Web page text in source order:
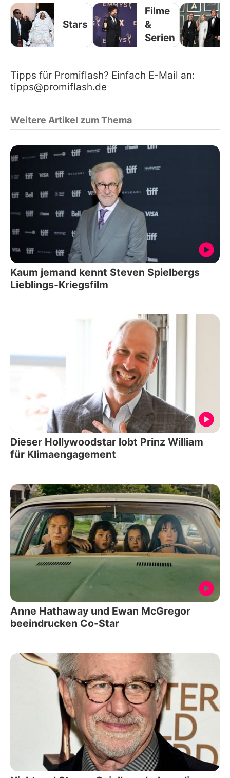
Stars
Filme
&
Serien
Tipps für Promiflash? Einfach E-Mail an:
tipps@promiflash.de
Weitere Artikel zum Thema
Kaum jemand kennt Steven Spielbergs
Lieblings-Kriegsfilm
Dieser Hollywoodstar lobt Prinz William
für Klimaengagement
Anne Hathaway und Ewan McGregor
beeindrucken Co-Star